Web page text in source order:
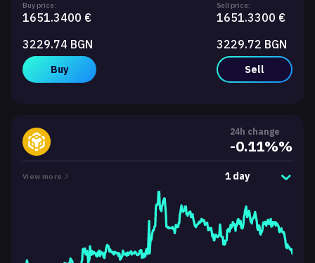
Buy price:
1651.3400 €
3229.74 BGN
Buy
Sell price:
1651.3300 €
3229.72 BGN
Sell
24h change
-0.11%%
View more 1 day